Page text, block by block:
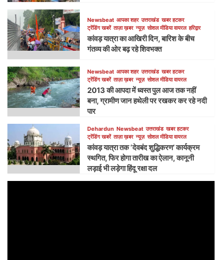
Newsbeat आपका शहर उत्तराखंड खबर हटकर
ट्रेंडिंग खबरें ताज़ा ख़बर न्यूज़ सोशल मीडिया वायरल हरिद्वार
कांवड़ यात्रा का आखिरी दिन, बारिश के बीच
गंतव्य की ओर बढ़ रहे शिवभक्त
Newsbeat आपका शहर उत्तराखंड खबर हटकर
ट्रेंडिंग खबरें ताज़ा ख़बर न्यूज़ सोशल मीडिया वायरल
2013 की आपदा में ध्वस्त पुल आज तक नहीं
बना, ग्रामीण जान हथेली पर रखकर कर रहे नदी
पार
Dehardun Newsbeat उत्तराखंड खबर हटकर
ट्रेंडिंग खबरें ताज़ा ख़बर न्यूज़ सोशल मीडिया वायरल
कांवड़ यात्रा तक ‘देवबंद शुद्धिकरण’ कार्यक्रम
स्थगित, फिर होगा तारीख का ऐलान, कानूनी
लड़ाई भी लड़ेगा हिंदू रक्षा दल